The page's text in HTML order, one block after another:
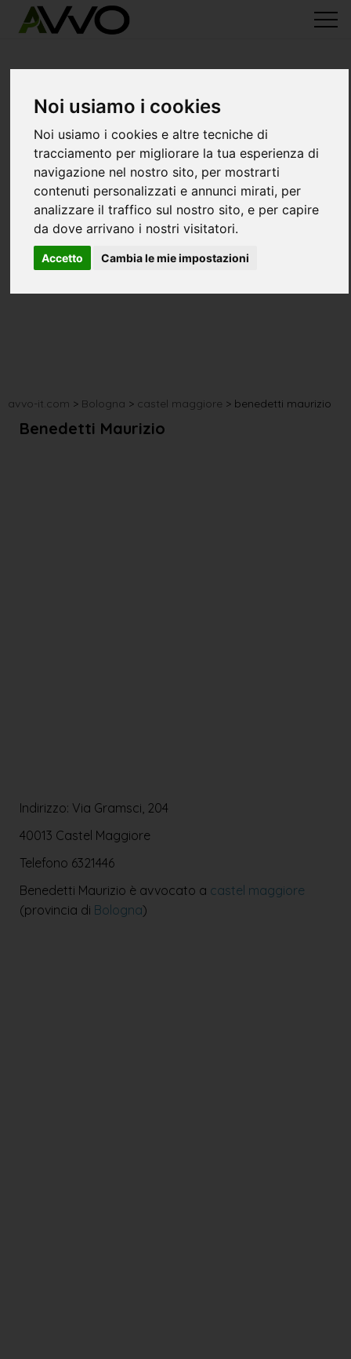
Noi usiamo i cookies
Noi usiamo i cookies e altre tecniche di
tracciamento per migliorare la tua esperienza di
navigazione nel nostro sito, per mostrarti
contenuti personalizzati e annunci mirati, per
analizzare il traffico sul nostro sito, e per capire
da dove arrivano i nostri visitatori.
Accetto Cambia le mie impostazioni
avvo-it.com > Bologna > castel maggiore > benedetti maurizio
Benedetti Maurizio
Indirizzo: Via Gramsci, 204
40013 Castel Maggiore
Telefono 6321446
Benedetti Maurizio è avvocato a castel maggiore
(provincia di Bologna)